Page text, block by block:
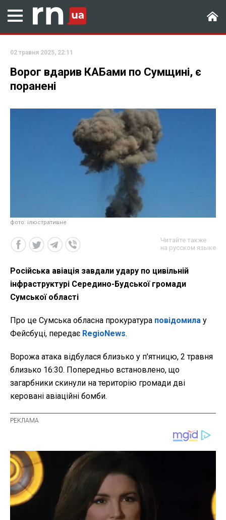
02 травня 2025, 22:11
Ворог вдарив КАБами по Сумщині, є
поранені
фото: ілюстративне
Читайте также
на русском языке
Російська авіація завдали удару по цивільній
інфраструктурі Середино-Будської громади
Сумської області
Про це Сумська обласна прокуратура повідомила у
Фейсбуці, передає RegioNews.
Ворожа атака відбулася близько у п'ятницю, 2 травня
близько 16:30. Попередньо встановлено, що
загарбники скинули на територію громади дві
керовані авіаційні бомби.